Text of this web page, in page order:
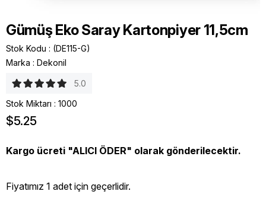
Gümüş Eko Saray Kartonpiyer 11,5cm
Stok Kodu
(DE115-G)
Marka : Dekonil
5.0
Stok Miktarı : 1000
$5.25
Kargo ücreti "ALICI ÖDER" olarak gönderilecektir.
Fiyatımız 1 adet için geçerlidir.